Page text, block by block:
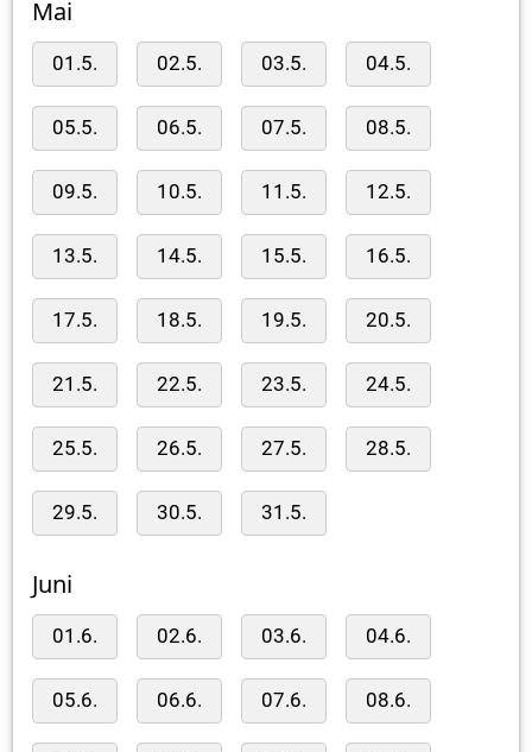
Mai
01.5. 02.5. 03.5. 04.5.
05.5. 06.5. 07.5. 08.5.
09.5. 10.5. 11.5. 12.5.
13.5. 14.5. 15.5. 16.5.
17.5. 18.5. 19.5. 20.5.
21.5. 22.5. 23.5. 24.5.
25.5. 26.5. 27.5. 28.5.
29.5. 30.5. 31.5.
Juni
01.6. 02.6. 03.6. 04.6.
05.6. 06.6. 07.6. 08.6.